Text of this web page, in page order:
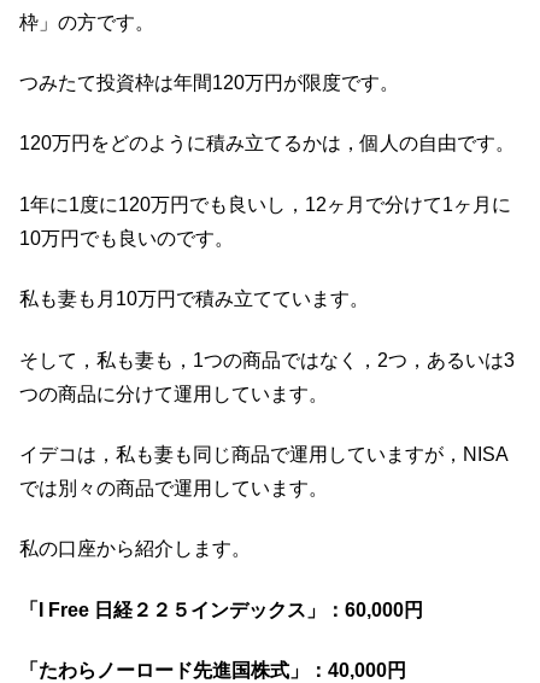
枠」の方です。
つみたて投資枠は年間120万円が限度です。
120万円をどのように積み立てるかは，個人の自由です。
1年に1度に120万円でも良いし，12ヶ月で分けて1ヶ月に
10万円でも良いのです。
私も妻も月10万円で積み立てています。
そして，私も妻も，1つの商品ではなく，2つ，あるいは3
つの商品に分けて運用しています。
イデコは，私も妻も同じ商品で運用していますが，NISA
では別々の商品で運用しています。
私の口座から紹介します。
「I Free 日経２２５インデックス」：60,000円
「たわらノーロード先進国株式」：40,000円